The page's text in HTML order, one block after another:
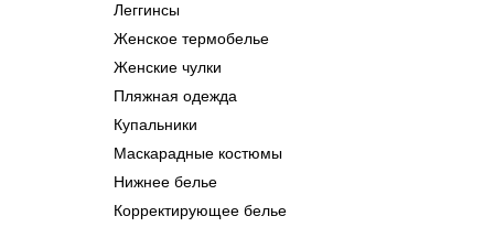
Леггинсы
Женское термобелье
Женские чулки
Пляжная одежда
Купальники
Маскарадные костюмы
Нижнее белье
Корректирующее белье